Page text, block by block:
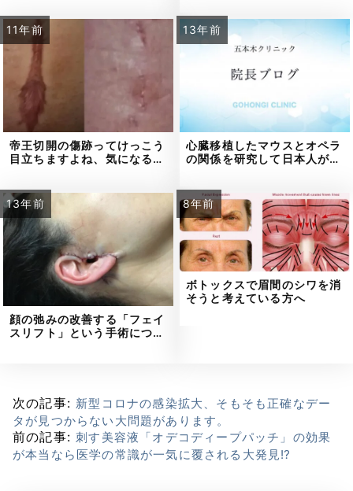
11年前
帝王切開の傷跡ってけっこう
目立ちますよね、気になる…
13年前
心臓移植したマウスとオペラ
の関係を研究して日本人が…
13年前
顔の弛みの改善する「フェイ
スリフト」という手術につ…
8年前
ボトックスで眉間のシワを消
そうと考えている方へ
次の記事: 新型コロナの感染拡大、そもそも正確なデー
タが見つからない大問題があります。
前の記事:刺す美容液「オデコディープパッチ」の効果
が本当なら医学の常識が一気に覆される大発見⁉